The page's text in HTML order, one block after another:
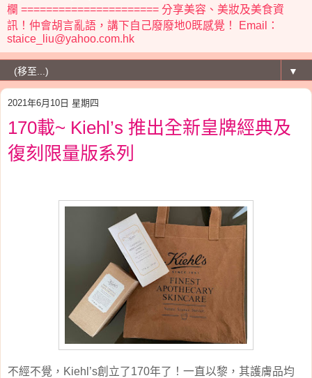
欄 ====================== 分享美容、美妝及美食資
訊！仲會胡言亂語，講下自己廢廢地0既感覺！ Email：
staice_liu@yahoo.com.hk
▼
2021年6月10日 星期四
170載~ Kiehl’s 推出全新皇牌經典及
復刻限量版系列
不經不覺， Kiehl’s創立了170年了！一直以黎，其護膚品均